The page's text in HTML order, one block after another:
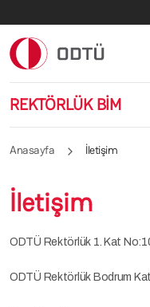
REKTÖRLÜK BİM
Anasayfa İletişim
İletişim
ODTÜ Rektörlük 1. Kat
ODTÜ Rektörlük Bodrum